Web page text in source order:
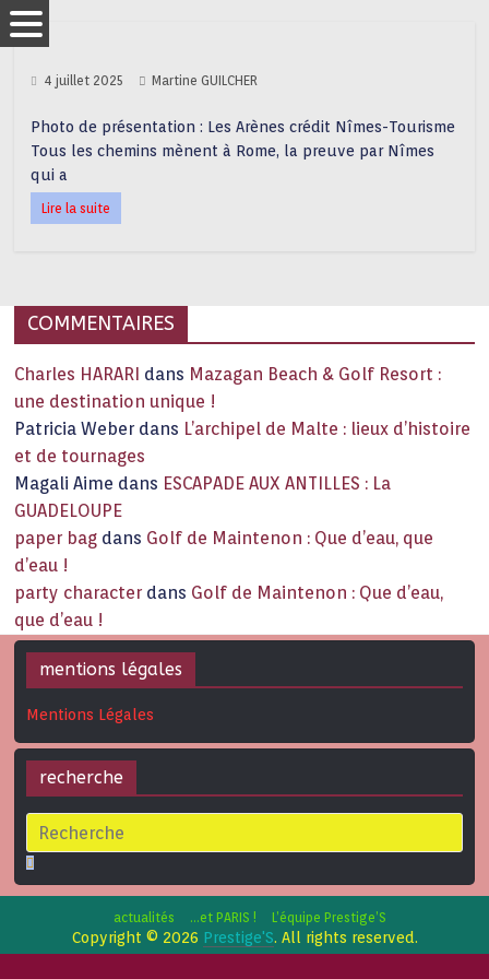
4 juillet 2025 Martine GUILCHER
Photo de présentation : Les Arènes crédit Nîmes-Tourisme
Tous les chemins mènent à Rome, la preuve par Nîmes
qui a
Lire la suite
COMMENTAIRES
Charles HARARI dans Mazagan Beach & Golf Resort :
une destination unique !
Patricia Weber dans L’archipel de Malte : lieux d’histoire
et de tournages
Magali Aime dans ESCAPADE AUX ANTILLES : La
GUADELOUPE
paper bag dans Golf de Maintenon : Que d’eau, que
d’eau !
party character dans Golf de Maintenon : Que d’eau,
que d’eau !
mentions légales
Mentions Légales
recherche
actualités …et PARIS ! L’équipe Prestige’S
Copyright © 2026 Prestige'S. All rights reserved.